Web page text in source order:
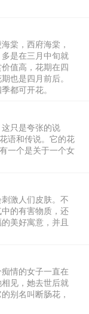
棠，西府海棠，
是在三月中旬就
值高，花期在四
也是四月前后。
都可开花。
只是夸张的说
语和传说。它的花
一个是关于一个女
激人们皮肤。不
的有害物质，还
美好寓意，并且
情的女子一直在
见，她去世后就
别名叫断肠花，